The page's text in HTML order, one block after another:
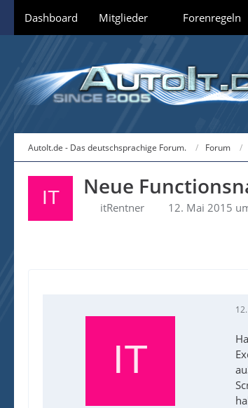
Dashboard Mitglieder Forenregeln
AutoIt.de - Das deutschsprachige Forum. Forum
Neue
itRentner 12. Mai 2015